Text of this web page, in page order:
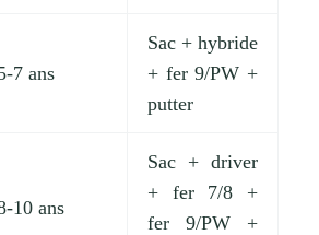
7 ans
Sac + hybride
+ fer 9/PW +
putter
10 ans
Sac + driver
+ fer 7/8 +
fer 9/PW +